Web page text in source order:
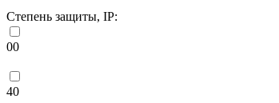
Степень защиты, IP:
00
40